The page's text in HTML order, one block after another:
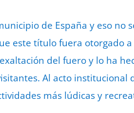
de España y eso no
este título fuera otorgado
del fuero y lo ha
Al acto
más lúdicas y